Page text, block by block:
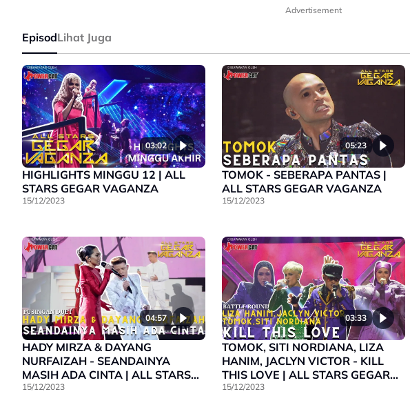
Advertisement
EpisodLihat Juga
03:02
HIGHLIGHTS MINGGU 12 | ALL
STARS GEGAR VAGANZA
15/12/2023
05:23
TOMOK - SEBERAPA PANTAS |
ALL STARS GEGAR VAGANZA
15/12/2023
04:57
HADY MIRZA & DAYANG
NURFAIZAH - SEANDAINYA
MASIH ADA CINTA | ALL STARS
GEGAR VAGANZA
15/12/2023
03:33
TOMOK, SITI NORDIANA, LIZA
HANIM, JACLYN VICTOR - KILL
THIS LOVE | ALL STARS GEGAR
VAGANZA
15/12/2023